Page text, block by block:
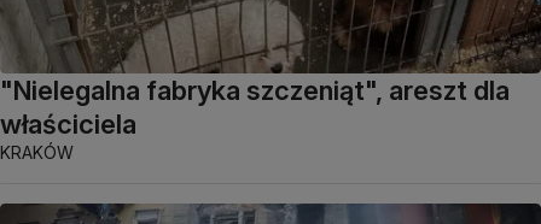
"Nielegalna fabryka szczeniąt", areszt dla
właściciela
KRAKÓW